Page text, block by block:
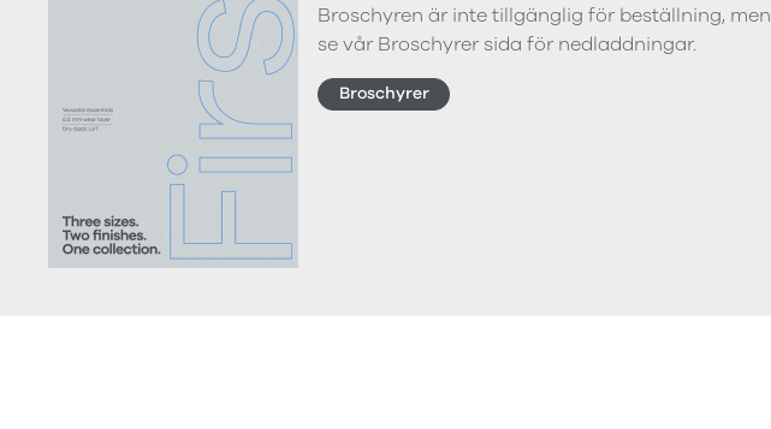
Broschyren är inte tillgänglig för beställning, men
se vår Broschyrer sida för nedladdningar.
Broschyrer